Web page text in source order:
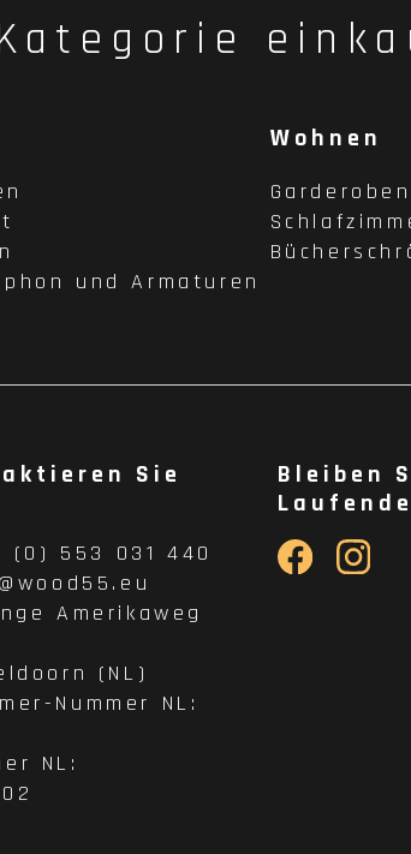
und Armaturen
Wohnen
Garderoben
Sie
(0) 553 031 440
Amerikaweg
(NL)
Nummer NL:
NL:
Bleiben